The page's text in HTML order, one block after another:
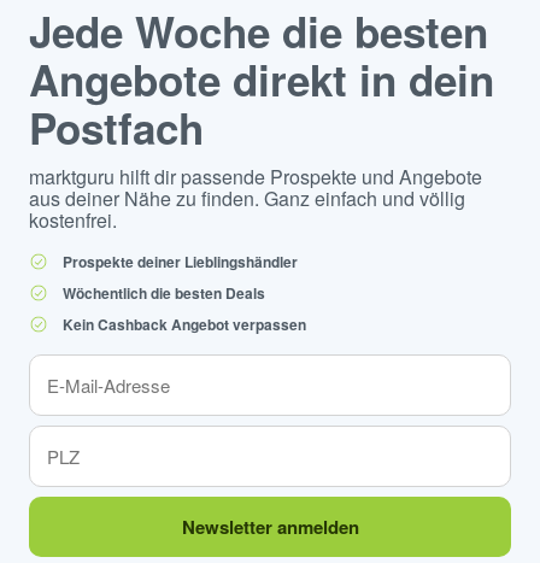
Jede Woche die besten
Angebote direkt in dein
Postfach
marktguru hilft dir passende Prospekte und Angebote
aus deiner Nähe zu finden. Ganz einfach und völlig
kostenfrei.
Prospekte deiner Lieblingshändler
Wöchentlich die besten Deals
Kein Cashback Angebot verpassen
Newsletter anmelden